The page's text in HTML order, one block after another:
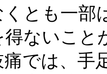
くとも一部
得ないこと
痛では、手